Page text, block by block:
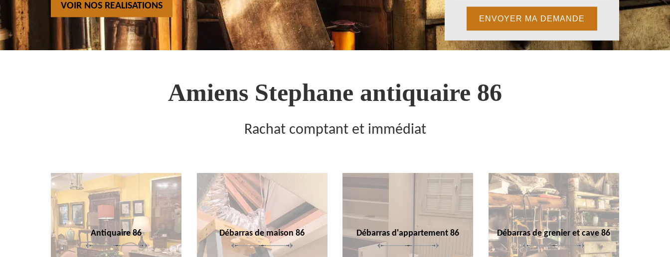
VOIR NOS REALISATIONS
Amiens Stephane antiquaire 86
Rachat comptant et immédiat
Antiquaire 86 Débarras de maison 86 Débarras d'appartement 86 Débarras de grenier et cave 86